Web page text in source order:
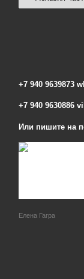
+7 940 9639873
+7 940 9630886
Или пишите на
Елена Гагра